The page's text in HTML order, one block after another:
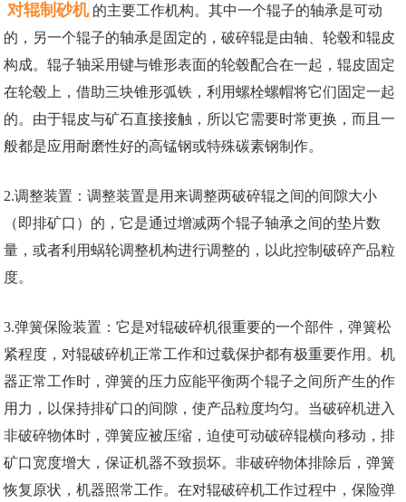
对辊制砂机 的主要工作机构。其中一个辊子的轴承是可动
的，另一个辊子的轴承是固定的，破碎辊是由轴、轮毂和辊皮
构成。辊子轴采用键与锥形表面的轮毂配合在一起，辊皮固定
在轮毂上，借助三块锥形弧铁，利用螺栓螺帽将它们固定一起
的。由于辊皮与矿石直接接触，所以它需要时常更换，而且一
般都是应用耐磨性好的高锰钢或特殊碳素钢制作。
2.调整装置：调整装置是用来调整两破碎辊之间的间隙大小
（即排矿口）的，它是通过增减两个辊子轴承之间的垫片数
量，或者利用蜗轮调整机构进行调整的，以此控制破碎产品粒
度。
3.弹簧保险装置：它是对辊破碎机很重要的一个部件，弹簧松
紧程度，对辊破碎机正常工作和过载保护都有极重要作用。机
器正常工作时，弹簧的压力应能平衡两个辊子之间所产生的作
用力，以保持排矿口的间隙，使产品粒度均匀。当破碎机进入
非破碎物体时，弹簧应被压缩，迫使可动破碎辊横向移动，排
矿口宽度增大，保证机器不致损坏。非破碎物体排除后，弹簧
恢复原状，机器照常工作。在对辊破碎机工作过程中，保险弹